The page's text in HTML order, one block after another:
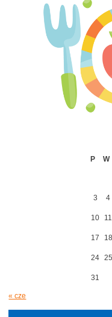
P
W
3 4
10 11
17 18
24 25
31
« cze